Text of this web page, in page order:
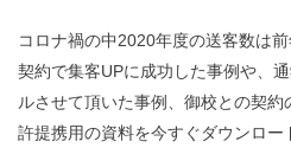
コロナ禍の中2020年度の送客数は
契約で集客UPに成功した事例や、
ルさせて頂いた事例、御校との契
許提携用の資料を今すぐダウンロー